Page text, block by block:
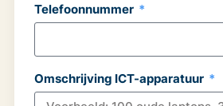
Telefoonnummer
Omschrijving ICT-apparatuur